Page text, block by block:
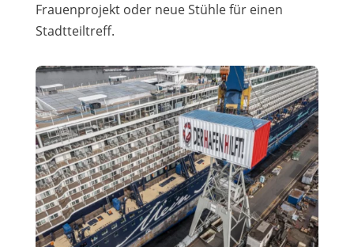
Frauenprojekt oder neue Stühle für einen
Stadtteiltreff.